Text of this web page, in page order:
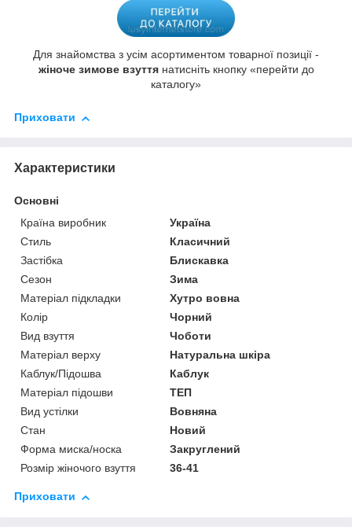
Для знайомства з усім асортиментом товарної позиції -
жіноче зимове взуттянатисніть кнопку «перейти до
каталогу»
Приховати
Характеристики
Основні
Країна виробник
Україна
Стиль
Класичний
Застібка
Блискавка
Сезон
Зима
Матеріал підкладки
Хутро вовна
Колір
Чорний
Вид взуття
Чоботи
Матеріал верху
Натуральна шкіра
Каблук/Підошва
Каблук
Матеріал підошви
ТЕП
Вид устілки
Вовняна
Стан
Новий
Форма миска/носка
Закруглений
Розмір жіночого взуття
36-41
Приховати